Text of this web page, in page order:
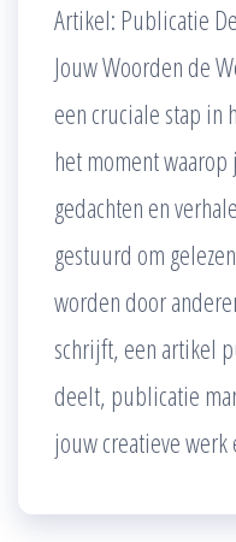
Artikel: Publicatie
Jouw Woorden de
een cruciale stap in
het moment
gedachten en
gestuurd om
worden door
schrijft, een artikel
deelt, publicatie
jouw creatieve